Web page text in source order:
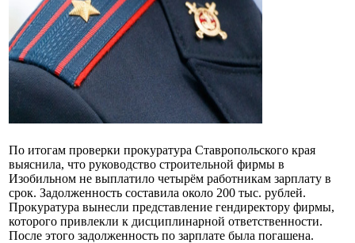
По итогам проверки прокуратура Ставропольского края
выяснила, что руководство строительной фирмы в
Изобильном не выплатило четырём работникам зарплату в
срок. Задолженность составила около 200 тыс. рублей.
Прокуратура вынесли представление гендиректору фирмы,
которого привлекли к дисциплинарной ответственности.
После этого задолженность по зарплате была погашена.